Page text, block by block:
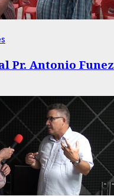
Pr. Antonio Funez